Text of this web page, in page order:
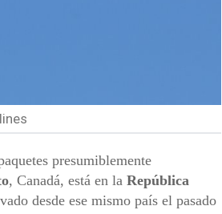
presumiblemente
, Canadá, está en la República
desde ese mismo país el pasado